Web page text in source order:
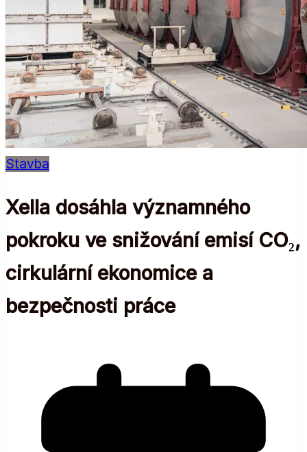
Stavba
Xella dosáhla významného
pokroku ve snižování emisí CO₂,
cirkulární ekonomice a
bezpečnosti práce